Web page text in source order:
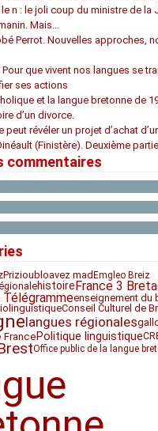
n : le joli coup du ministre de la
Mais…
Perrot. Nouvelles approches,
que vivent nos langues se
ses actions
et la langue bretonne de
d’un divorce.
peut révéler un projet d’achat
(Finistère). Deuxième
commentaires
Prizioubloavez madEmgleo Breiz
histoireFrance 3
Télégrammeenseignement du
Conseil Culturel de
langues régionales
France Politique linguistique
Office public de la langue